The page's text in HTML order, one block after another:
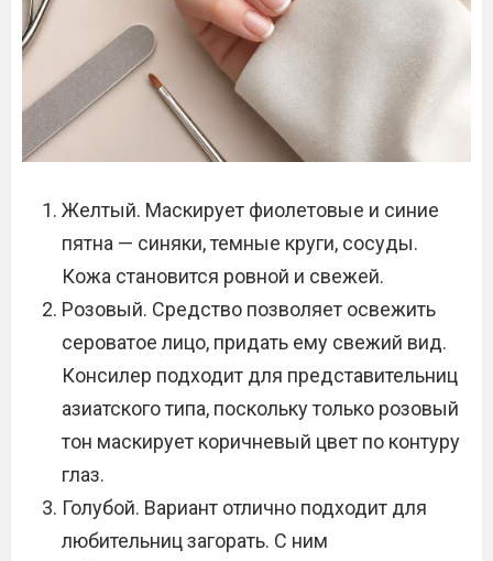
Желтый. Маскирует фиолетовые и синие
пятна — синяки, темные круги, сосуды.
Кожа становится ровной и свежей.
Розовый. Средство позволяет освежить
сероватое лицо, придать ему свежий вид.
Консилер подходит для представительниц
азиатского типа, поскольку только розовый
тон маскирует коричневый цвет по контуру
глаз.
Голубой. Вариант отлично подходит для
любительниц загорать. С ним